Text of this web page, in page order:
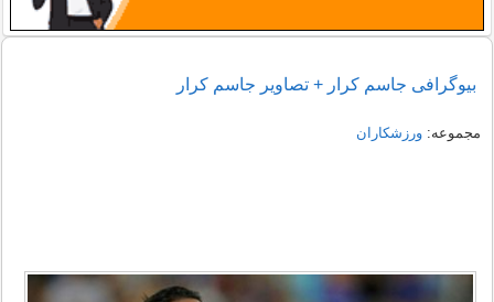
بیوگرافی جاسم کرار + تصاویر جاسم کرار
مجموعه:ورزشکاران